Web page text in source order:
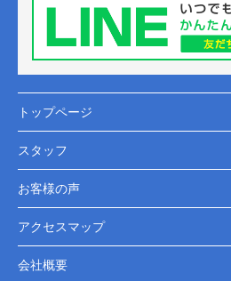
トップページ
スタッフ
お客様の声
アクセスマップ
会社概要